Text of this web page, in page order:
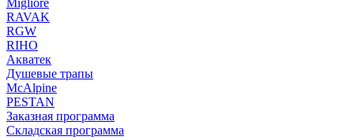
Migliore
RAVAK
RGW
RIHO
Акватек
Душевые трапы
McAlpine
PESTAN
Заказная программа
Складская программа